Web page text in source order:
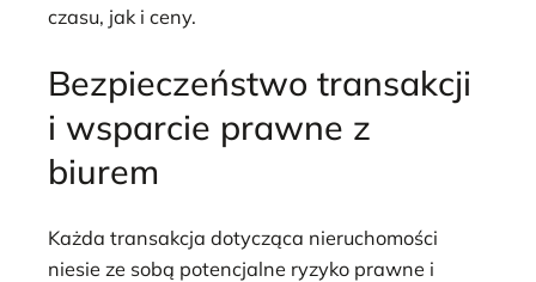
czasu, jak i ceny.
Bezpieczeństwo transakcji
i wsparcie prawne z
biurem
Każda transakcja dotycząca nieruchomości
niesie ze sobą potencjalne ryzyko prawne i